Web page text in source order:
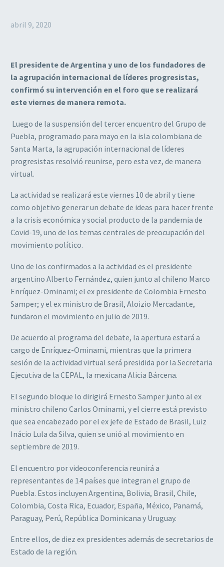
abril 9, 2020
El presidente de Argentina y uno de los fundadores de
la agrupación internacional de líderes progresistas,
confirmó su intervención en el foro que se realizará
este viernes de manera remota.
Luego de la suspensión del tercer encuentro del Grupo de
Puebla, programado para mayo en la isla colombiana de
Santa Marta, la agrupación internacional de líderes
progresistas resolvió reunirse, pero esta vez, de manera
virtual.
La actividad se realizará este viernes 10 de abril y tiene
como objetivo generar un debate de ideas para hacer frente
a la crisis económica y social producto de la pandemia de
Covid-19, uno de los temas centrales de preocupación del
movimiento político.
Uno de los confirmados a la actividad es el presidente
argentino Alberto Fernández, quien junto al chileno Marco
Enríquez-Ominami; el ex presidente de Colombia Ernesto
Samper; y el ex ministro de Brasil, Aloizio Mercadante,
fundaron el movimiento en julio de 2019.
De acuerdo al programa del debate, la apertura estará a
cargo de Enríquez-Ominami, mientras que la primera
sesión de la actividad virtual será presidida por la Secretaria
Ejecutiva de la CEPAL, la mexicana Alicia Bárcena.
El segundo bloque lo dirigirá Ernesto Samper junto al ex
ministro chileno Carlos Ominami, y el cierre está previsto
que sea encabezado por el ex jefe de Estado de Brasil, Luiz
Inácio Lula da Silva, quien se unió al movimiento en
septiembre de 2019.
El encuentro por videoconferencia reunirá a
representantes de 14 países que integran el grupo de
Puebla. Estos incluyen Argentina, Bolivia, Brasil, Chile,
Colombia, Costa Rica, Ecuador, España, México, Panamá,
Paraguay, Perú, República Dominicana y Uruguay.
Entre ellos, de diez ex presidentes además de secretarios de
Estado de la región.